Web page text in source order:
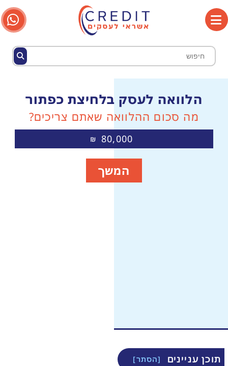
הלוואה לעסק בלחיצת כפתור
מה סכום ההלוואה שאתם צריכים?
80,000
₪
המשך
תוכן עניינים